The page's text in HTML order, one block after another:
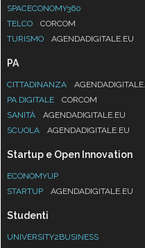
SPACECONOMY360
TELCO
CORCOM
TURISMO
AGENDADIGITALE.EU
PA
CITTADINANZA
PA DIGITALE
CORCOM
SANITÀ
AGENDADIGITALE.EU
SCUOLA
AGENDADIGITALE.EU
Startup e Open Innovation
ECONOMYUP
STARTUP
AGENDADIGITALE.EU
Studenti
UNIVERSITY2BUSINESS